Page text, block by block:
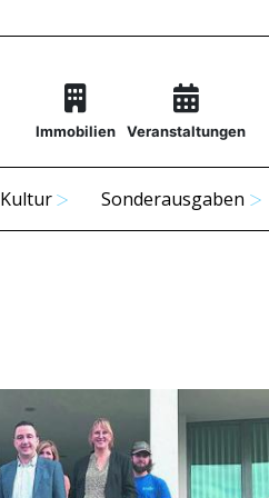
Immobilien Veranstaltungen
Kultur Sonderausgaben